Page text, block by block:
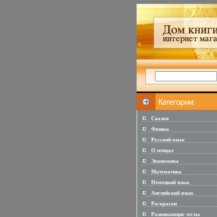
Сказки
Физика
Русский язык
О птицах
Экономика
Математика
Немецкий язык
Английский язык
Раскраски
Развивающие тесты